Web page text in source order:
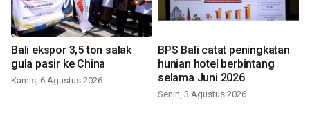
Bali ekspor 3,5 ton salak
gula pasir ke China
Kamis, 6 Agustus 2026
BPS Bali catat peningkatan
hunian hotel berbintang
selama Juni 2026
Senin, 3 Agustus 2026